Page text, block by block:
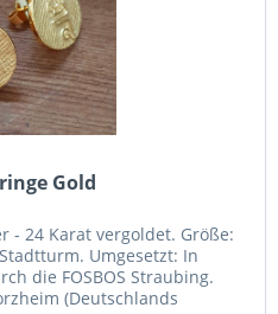
Gold
- 24 Karat vergoldet. Größe:
Umgesetzt: In
die FOSBOS Straubing.
(Deutschlands